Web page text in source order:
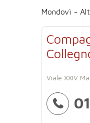
Mondovì -
Viale XXIV